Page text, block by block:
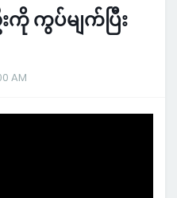
ကွပ်မျက်ပြီး
AM